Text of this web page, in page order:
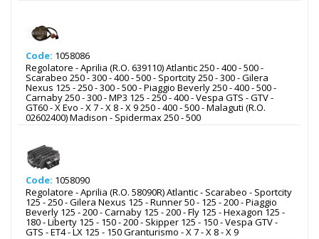
Code: 1058086
Regolatore - Aprilia (R.O. 639110) Atlantic 250 - 400 - 500 -
Scarabeo 250 - 300 - 400 - 500 - Sportcity 250 - 300 - Gilera
Nexus 125 - 250 - 300 - 500 - Piaggio Beverly 250 - 400 - 500 -
Carnaby 250 - 300 - MP3 125 - 250 - 400 - Vespa GTS - GTV -
GT60 - X Evo - X 7 - X 8 - X 9 250 - 400 - 500 - Malaguti (R.O.
02602400) Madison - Spidermax 250 - 500
Code: 1058090
Regolatore - Aprilia (R.O. 58090R) Atlantic - Scarabeo - Sportcity
125 - 250 - Gilera Nexus 125 - Runner 50 - 125 - 200 - Piaggio
Beverly 125 - 200 - Carnaby 125 - 200 - Fly 125 - Hexagon 125 -
180 - Liberty 125 - 150 - 200 - Skipper 125 - 150 - Vespa GTV -
GTS - ET4 - LX 125 - 150 Granturismo - X 7 - X 8 - X 9